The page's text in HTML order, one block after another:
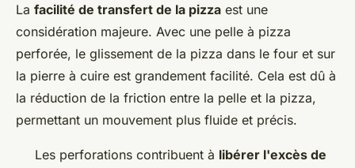
La facilité de transfert de la pizza est une
considération majeure. Avec une pelle à pizza
perforée, le glissement de la pizza dans le four et sur
la pierre à cuire est grandement facilité. Cela est dû à
la réduction de la friction entre la pelle et la pizza,
permettant un mouvement plus fluide et précis.
Les perforations contribuent à libérer l'excès de